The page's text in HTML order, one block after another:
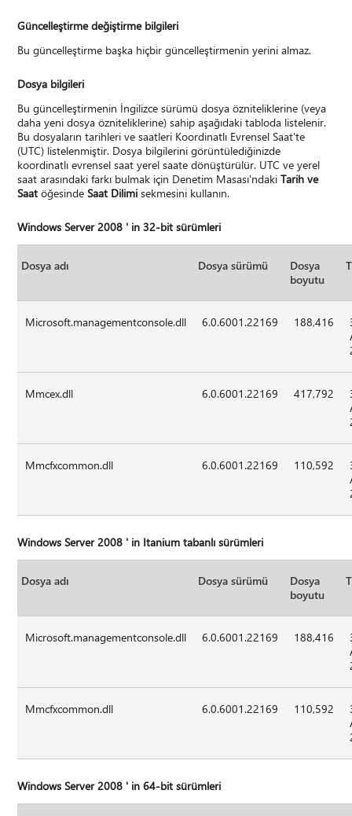
Güncelleştirme değiştirme bilgileri
Bu güncelleştirme başka hiçbir güncelleştirmenin yerini almaz.
Dosya bilgileri
Bu güncelleştirmenin İngilizce sürümü dosya özniteliklerine (veya
daha yeni dosya özniteliklerine) sahip aşağıdaki tabloda listelenir.
Bu dosyaların tarihleri ve saatleri Koordinatlı Evrensel Saat'te
(UTC) listelenmiştir. Dosya bilgilerini görüntülediğinizde
koordinatlı evrensel saat yerel saate dönüştürülür. UTC ve yerel
saat arasındaki farkı bulmak için Denetim Masası'ndakiTarih ve
Saat öğesindeSaat Dilimi sekmesini kullanın.
Windows Server 2008 ' in 32-bit sürümleri
Dosya adı Dosya sürümü
Dosya
boyutu
Microsoft.managementconsole.dll 6.0.6001.22169 188,416
Mmcex.dll 6.0.6001.22169 417,792
Mmcfxcommon.dll 6.0.6001.22169 110,592
Windows Server 2008 ' in Itanium tabanlı sürümleri
Dosya adı Dosya sürümü
Dosya
boyutu
Microsoft.managementconsole.dll 6.0.6001.22169 188,416
Mmcfxcommon.dll 6.0.6001.22169 110,592
Windows Server 2008 ' in 64-bit sürümleri